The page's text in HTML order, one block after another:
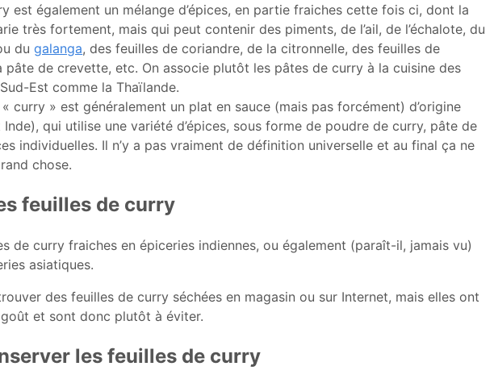
est également un mélange d’épices, en partie fraiches cette fois ci, dont la
très fortement, mais qui peut contenir des piments, de l’ail, de l’échalote, du
dugalanga, des feuilles de coriandre, de la citronnelle, des feuilles de
pâte de crevette, etc. On associe plutôt les pâtes de curry à la cuisine des
Est comme la Thaïlande.
curry » est généralement un plat en sauce (mais pas forcément) d’origine
qui utilise une variété d’épices, sous forme de poudre de curry, pâte de
individuelles. Il n’y a pas vraiment de définition universelle et au final ça ne
chose.
feuilles de curry
de curry fraiches en épiceries indiennes, ou également (paraît-il, jamais vu)
asiatiques.
des feuilles de curry séchées en magasin ou sur Internet, mais elles ont
et sont donc plutôt à éviter.
les feuilles de curry